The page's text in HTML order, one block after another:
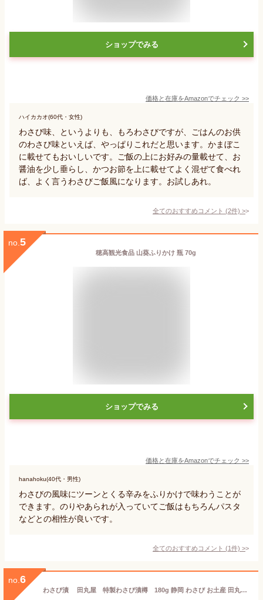
ショップでみる
価格と在庫をAmazonでチェック >>
ハイカカオ(60代・女性)
わさび味、というよりも、もろわさびですが、ごはんのお供
のわさび味といえば、やっぱりこれだと思います。かまぼこ
に載せてもおいしいです。ご飯の上にお好みの量載せて、お
醤油を少し垂らし、かつお節を上に載せてよく混ぜて食べれ
ば、よく言うわさびご飯風になります。お試しあれ。
全てのおすすめコメント (2件) >
no. 5
穂高観光食品 山葵ふりかけ 瓶 70g
ショップでみる
価格と在庫をAmazonでチェック >>
hanahoku(40代・男性)
わさびの風味にツーンとくる辛みをふりかけで味わうことが
できます。のりやあられが入っていてご飯はもちろんパスタ
などとの相性が良いです。
全てのおすすめコメント (1件) >
no. 6
わさび漬 田丸屋 特製わさび漬樽 180g 静岡 わさび お土産 田丸屋 わさび漬け 静岡名産 ワサビ 定番 かまぼこ ちくわ ご飯 おつまみ 辛口葉 茎 酒かす 漬物